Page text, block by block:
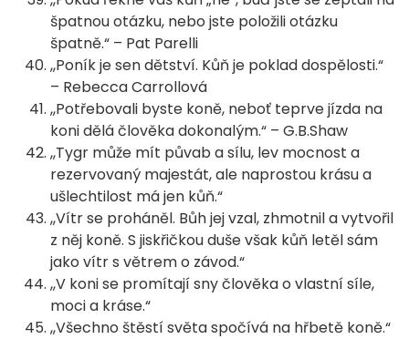
špatnou otázku, nebo jste položili otázku
špatně.“ – Pat Parelli
,,Poník je sen dětství. Kůň je poklad dospělosti.“
– Rebecca Carrollová
,,Potřebovali byste koně, neboť teprve jízda na
koni dělá člověka dokonalým.“ – G.B.Shaw
,,Tygr může mít půvab a sílu, lev mocnost a
rezervovaný majestát, ale naprostou krásu a
ušlechtilost má jen kůň.“
,,Vítr se proháněl. Bůh jej vzal, zhmotnil a vytvořil
z něj koně. S jiskřičkou duše však kůň letěl sám
jako vítr s větrem o závod.“
,,V koni se promítají sny člověka o vlastní síle,
moci a kráse.“
,,Všechno štěstí světa spočívá na hřbetě koně.“